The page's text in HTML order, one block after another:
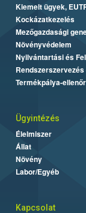
Kiemelt ügyek,
Kockázatkezelés
Mezőgazdasági
Növényvédelem
Nyilvántartási és
Termékpálya-
Ügyintézés
Élelmiszer
Állat
Növény
Labor/Egyéb
Kapcsolat